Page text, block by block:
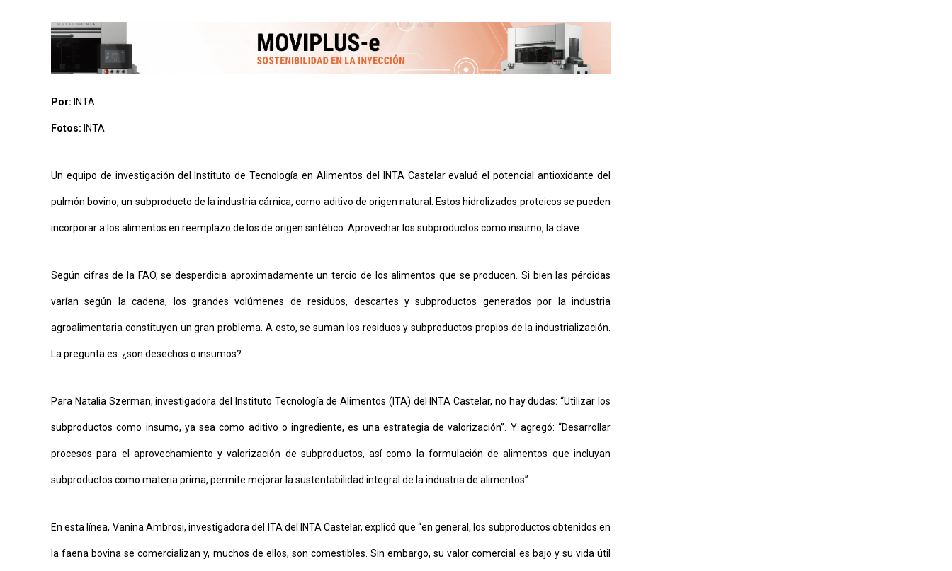
CONTÁCTENOS
TÉRMINOS
CONDICIONES
Por: INTA
Fotos: INTA
Un equipo de investigación del Instituto de Tecnología en Alimentos del INTA Castelar evaluó el potencial antioxidante del
pulmón bovino, un subproducto de la industria cárnica, como aditivo de origen natural. Estos hidrolizados proteicos se pueden
incorporar a los alimentos en reemplazo de los de origen sintético. Aprovechar los subproductos como insumo, la clave.
Según cifras de la FAO, se desperdicia aproximadamente un tercio de los alimentos que se producen. Si bien las pérdidas
varían según la cadena, los grandes volúmenes de residuos, descartes y subproductos generados por la industria
agroalimentaria constituyen un gran problema. A esto, se suman los residuos y subproductos propios de la industrialización.
La pregunta es: ¿son desechos o insumos?
Para Natalia Szerman, investigadora del Instituto Tecnología de Alimentos (ITA) del INTA Castelar, no hay dudas: “Utilizar los
subproductos como insumo, ya sea como aditivo o ingrediente, es una estrategia de valorización”. Y agregó: “Desarrollar
procesos para el aprovechamiento y valorización de subproductos, así como la formulación de alimentos que incluyan
subproductos como materia prima, permite mejorar la sustentabilidad integral de la industria de alimentos”.
En esta línea, Vanina Ambrosi, investigadora del ITA del INTA Castelar, explicó que “en general, los subproductos obtenidos en
la faena bovina se comercializan y, muchos de ellos, son comestibles. Sin embargo, su valor comercial es bajo y su vida útil